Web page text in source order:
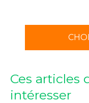
Ces articles
intéresser